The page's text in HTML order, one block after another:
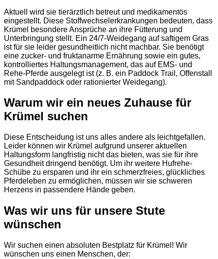
Aktuell wird sie tierärztlich betreut und medikamentös
eingestellt. Diese Stoffwechselerkrankungen bedeuten, dass
Krümel besondere Ansprüche an ihre Fütterung und
Unterbringung stellt. Ein 24/7-Weidegang auf saftigem Gras
ist für sie leider gesundheitlich nicht machbar. Sie benötigt
eine zucker- und fruktanarme Ernährung sowie ein gutes,
kontrolliertes Haltungsmanagement, das auf EMS- und
Rehe-Pferde ausgelegt ist (z. B. ein Paddock Trail, Offenstall
mit Sandpaddock oder rationierter Weidegang).
Warum wir ein neues Zuhause für
Krümel suchen
Diese Entscheidung ist uns alles andere als leichtgefallen.
Leider können wir Krümel aufgrund unserer aktuellen
Haltungsform langfristig nicht das bieten, was sie für ihre
Gesundheit dringend benötigt. Um ihr weitere Hufrehe-
Schübe zu ersparen und ihr ein schmerzfreies, glückliches
Pferdeleben zu ermöglichen, müssen wir sie schweren
Herzens in passendere Hände geben.
Was wir uns für unsere Stute
wünschen
Wir suchen einen absoluten Bestplatz für Krümel! Wir
wünschen uns einen Menschen, der: